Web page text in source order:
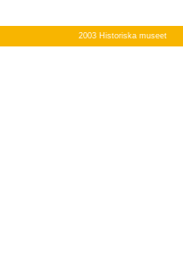
2003 Historiska museet